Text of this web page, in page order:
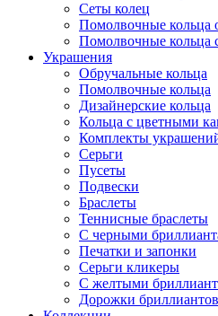
Сеты колец
Помолвочные кольца
Помолвочные кольца
Украшения
Обручальные кольца
Помолвочные кольца
Дизайнерские кольца
Кольца с цветными
Комплекты
Серьги
Пусеты
Подвески
Браслеты
Теннисные браслеты
C черными
Печатки и запонки
Серьги кликеры
С желтыми
Дорожки бриллиантов